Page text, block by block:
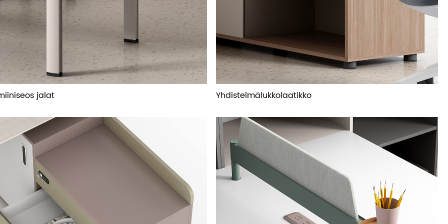
jalat Yhdistelmälukkolaatikko